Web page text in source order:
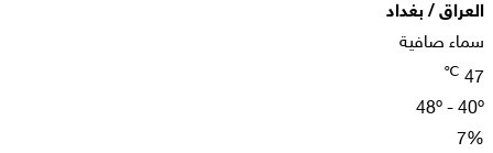
العراق / بغداد
سماء صافية
47
℃
48º - 40º
7%